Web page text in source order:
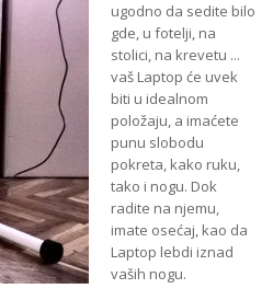
ugodno da sedite bilo
gde, u fotelji, na
stolici, na krevetu ...
vaš Laptop će uvek
biti u idealnom
položaju, a imaćete
punu slobodu
pokreta, kako ruku,
tako i nogu. Dok
radite na njemu,
imate osećaj, kao da
Laptop lebdi iznad
vaših nogu.